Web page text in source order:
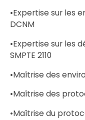
•Expertise sur les
DCNM
•Expertise sur les
SMPTE 2110
•Maîtrise des
•Maîtrise des
•Maîtrise du